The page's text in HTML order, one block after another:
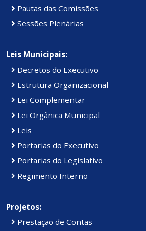
Pautas das Comissões
Sessões Plenárias
Leis Municipais:
Decretos do Executivo
Estrutura Organizacional
Lei Complementar
Lei Orgânica Municipal
Leis
Portarias do Executivo
Portarias do Legislativo
Regimento Interno
Projetos:
Prestação de Contas